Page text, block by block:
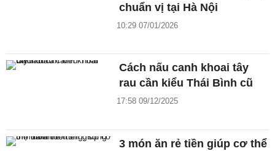
chuẩn vị tại Hà Nội
10:29 07/01/2026
Cách nấu canh khoai tây
rau cần kiểu Thái Bình cũ
17:58 09/12/2025
3 món ăn rẻ tiền giúp cơ thể